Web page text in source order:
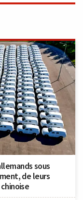
sous
de leurs